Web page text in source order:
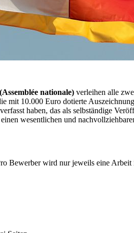
Assemblée nationale) verleihen alle
mit 10.000 Euro dotierte
haben, das als selbständige
wesentlichen und
Bewerber wird nur jeweils eine